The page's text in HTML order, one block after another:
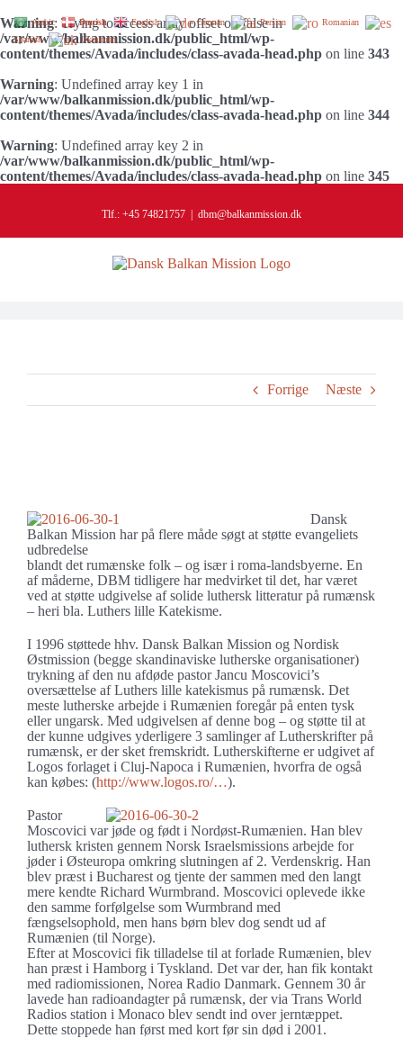
Warning: Trying to access array offset on false in
/var/www/balkanmission.dk/public_html/wp-
content/themes/Avada/includes/class-avada-head.php on line 343
Warning: Undefined array key 1 in
/var/www/balkanmission.dk/public_html/wp-
content/themes/Avada/includes/class-avada-head.php on line 344
Warning: Undefined array key 2 in
/var/www/balkanmission.dk/public_html/wp-
content/themes/Avada/includes/class-avada-head.php on line 345
Tlf.: +45 74821757 dbm@balkanmission.dk
Forrige Næste
Dansk
Balkan Mission har på flere måde søgt at støtte evangeliets
udbredelse
blandt det rumænske folk – og især i roma-landsbyerne. En
af måderne, DBM tidligere har medvirket til det, har været
ved at støtte udgivelse af solide luthersk litteratur på rumænsk
– heri bla. Luthers lille Katekisme.
I 1996 støttede hhv. Dansk Balkan Mission og Nordisk
Østmission (begge skandinaviske lutherske organisationer)
trykning af den nu afdøde pastor Jancu Moscovici’s
oversættelse af Luthers lille katekismus på rumænsk. Det
meste lutherske arbejde i Rumænien foregår på enten tysk
eller ungarsk. Med udgivelsen af denne bog – og støtte til at
der kunne udgives yderligere 3 samlinger af Lutherskrifter på
rumænsk, er der sket fremskridt. Lutherskifterne er udgivet af
Logos forlaget i Cluj-Napoca i Rumænien, hvorfra de også
kan købes: (http://www.logos.ro/…).
Pastor
Moscovici var jøde og født i Nordøst-Rumænien. Han blev
luthersk kristen gennem Norsk Israelsmissions arbejde for
jøder i Østeuropa omkring slutningen af 2. Verdenskrig. Han
blev præst i Bucharest og tjente der sammen med den langt
mere kendte Richard Wurmbrand. Moscovici oplevede ikke
den samme forfølgelse som Wurmbrand med
fængselsophold, men hans børn blev dog sendt ud af
Rumænien (til Norge).
Efter at Moscovici fik tilladelse til at forlade Rumænien, blev
han præst i Hamborg i Tyskland. Det var der, han fik kontakt
med radiomissionen, Norea Radio Danmark. Gennem 30 år
lavede han radioandagter på rumænsk, der via Trans World
Radios station i Monaco blev sendt ind over jerntæppet.
Dette stoppede han først med kort før sin død i 2001.
Arabic Danish English German Persian
Romanian
Spanish
Ukrainian